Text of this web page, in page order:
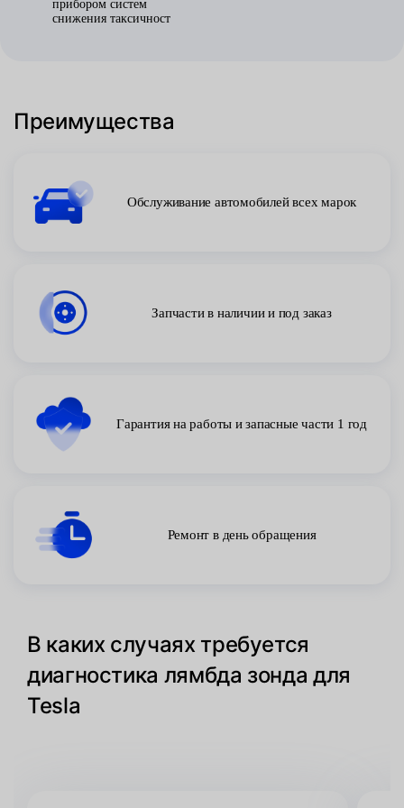
прибором систем
снижения таксичност
Преимущества
Обслуживание автомобилей всех марок
Запчасти в наличии и под заказ
Гарантия на работы и запасные части 1 год
Ремонт в день обращения
В каких случаях требуется
диагностика лямбда зонда для
Tesla